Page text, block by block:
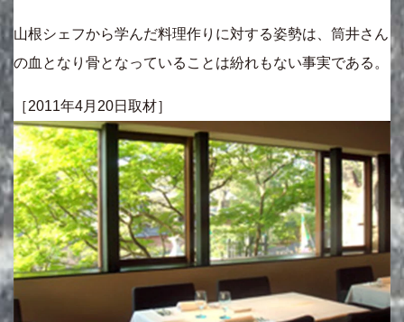
山根シェフから学んだ料理作りに対する姿勢は、筒井さん
の血となり骨となっていることは紛れもない事実である。
［2011年4月20日取材］